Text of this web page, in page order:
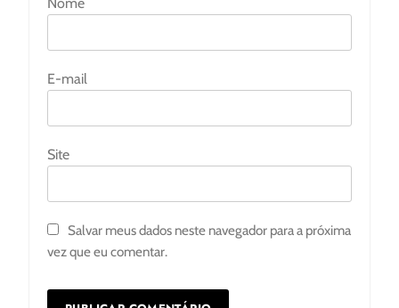
E-mail
Site
Salvar meus dados neste navegador para a próxima
vez que eu comentar.